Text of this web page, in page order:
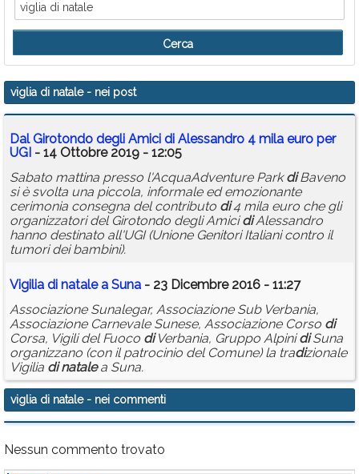
Eventi
Info Utili
Rubriche
Calendario
Annunci
viglia di natale- nei post
Dal Girotondo degli Amici di Alessandro 4 mila euro per
UGI - 14 Ottobre 2019 - 12:05
Sabato mattina presso l'AcquaAdventure ParkdiBaveno
si è svolta una piccola, informale ed emozionante
cerimonia consegna del contributo di4 mila euro che gli
organizzatori del Girotondo degli AmicidiAlessandro
hanno destinato all'UGI (Unione Genitori Italiani contro il
tumori dei bambini).
Vigilia di natalea Suna - 23 Dicembre 2016 - 11:27
Associazione Sunalegar, Associazione Sub Verbania,
Associazione Carnevale Sunese, Associazione Corso di
Corsa, Vigili del Fuoco diVerbania, Gruppo AlpinidiSuna
organizzano (con il patrocinio del Comune) la tradizionale
Vigilia di natalea Suna.
viglia di natale- nei commenti
Nessun commento trovato